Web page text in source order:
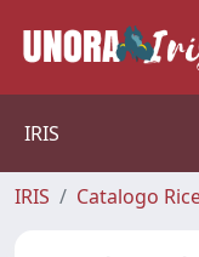
IRIS
IRIS Catalogo